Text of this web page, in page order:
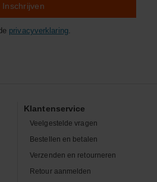
Inschrijven
privacyverklaring.
Klantenservice
Veelgestelde vragen
Bestellen en betalen
Verzenden en retourneren
Retour aanmelden